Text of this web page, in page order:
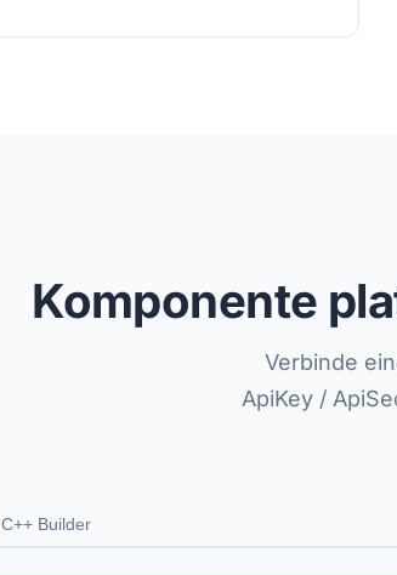
Komponente
Verbinde
ApiKey /
C++ Builder